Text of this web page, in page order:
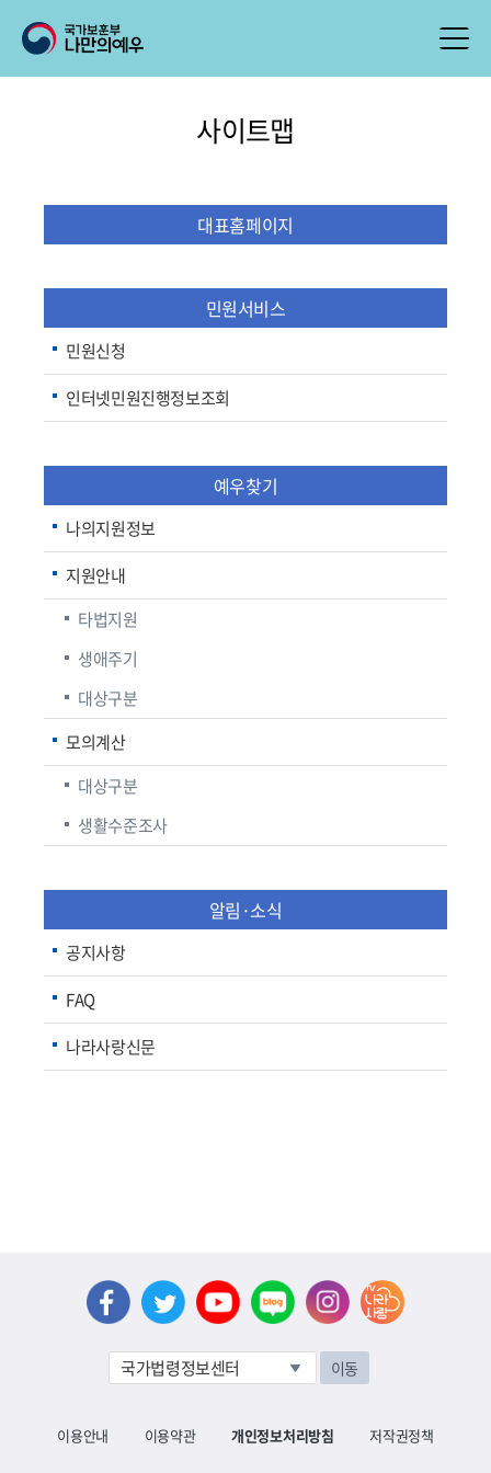
사이트맵
대표홈페이지
민원서비스
민원신청
인터넷민원진행정보조회
예우찾기
나의지원정보
지원안내
타법지원
생애주기
대상구분
모의계산
대상구분
생활수준조사
알림·소식
공지사항
FAQ
나라사랑신문
이용안내 이용약관 개인정보처리방침 저작권정책
이동